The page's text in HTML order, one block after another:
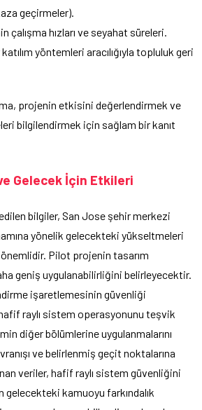
geçirmeler).
çalışma hızları ve seyahat süreleri.
yöntemleri aracılığıyla topluluk geri
projenin etkisini değerlendirmek ve
bilgilendirmek için sağlam bir kanıt
Gelecek İçin Etkileri
bilgiler, San Jose şehir merkezi
yönelik gelecekteki yükseltmeleri
Pilot projenin tasarım
geniş uygulanabilirliğini belirleyecektir.
işaretlemesinin güvenliği
raylı sistem operasyonunu teşvik
diğer bölümlerine uygulanmalarını
ve belirlenmiş geçit noktalarına
veriler, hafif raylı sistem güvenliğini
kamuoyu farkındalık